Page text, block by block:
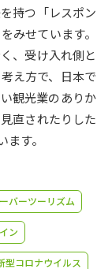
国一斉進学調査
問検索
持つ「レスポン
みせています。
、受け入れ側と
え方で、日本で
観光業のありか
直されたりした
す。
バーツーリズム
ン
型コロナウイルス